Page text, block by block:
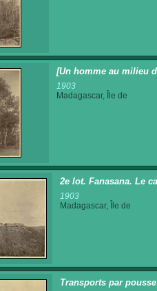
[Un homme au milieu
1903
Madagascar, Île de
2e lot. Fanasana. Le
1903
Madagascar, Île de
Transports par